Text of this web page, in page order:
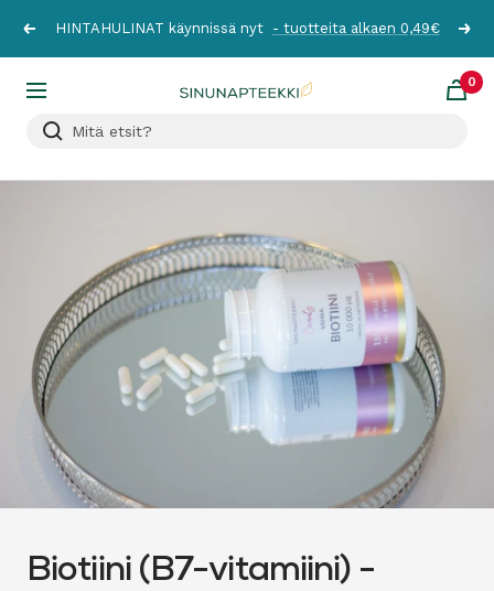
sisältöön
EdellinenHINTAHULINAT käynnissä nyt - tuotteita alkaen 0,49€
Navigaatio Sinunapteekki.fi
0
Biotiini (B7-vitamiini) -